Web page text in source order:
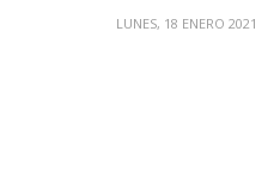
LUNES, 18 ENERO 2021